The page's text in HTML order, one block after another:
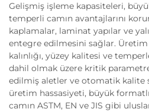
Gelişmiş işleme kapasiteleri,
temperli camın avantajlarını
kaplamalar, laminat yapılar ve
entegre edilmesini sağlar. Üretim
kalınlığı, yüzey kalitesi ve
dahil olmak üzere kritik
edilmiş aletler ve otomatik kalite
üretim hassasiyeti, büyük
camın ASTM, EN ve JIS gibi